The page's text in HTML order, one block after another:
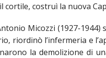
cortile, costruì la nuova
Micozzi (1927-
riordinò l’infermeria e
la demolizione di